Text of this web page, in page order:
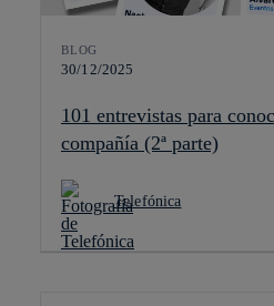
BLOG
30/12/2025
101 entrevistas para
compañía (2ª parte)
Telefónica